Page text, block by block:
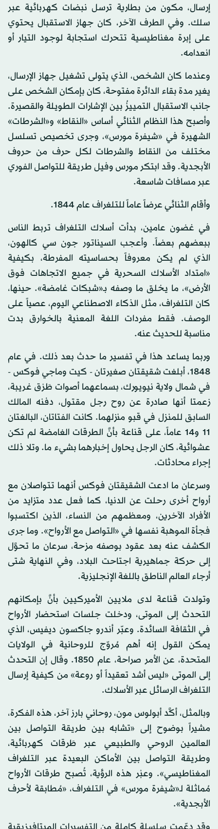
إرسال، مكون من بطارية ترسل نبضات كهربائية عبر
سلك. وفي الطرف الآخر، كان جهاز الاستقبال يحتوي
على إبرة مغناطيسية تتحرك استجابة لوجود التيار أو
انعدامه.
وعندما كان الشخص، الذي يتولى تشغيل جهاز الإرسال،
يغير مدة بقاء الدائرة مفتوحة، كان بإمكان الشخص على
جانب الاستقبال التمييزُ بين الإشارات الطويلة والقصيرة.
وأصبح هذا النظام الثنائي أساس «النقاط» و«الشرطات»
الشهيرة في «شيفرة مورس»، وجرى تخصيص تسلسل
مختلف من النقاط والشرطات لكل حرف من حروف
الأبجدية. وقد ابتكر مورس وفيل طريقة للتواصل الفوري
عبر مسافات شاسعة.
وأقام الثنائي عرضاً عاماً للتلغراف عام 1844.
في غضون عامين، بدأت أسلاك التلغراف تربط الناس
ببعضهم بعضاً. وأعجب السيناتور جون سي كالهون،
الذي لم يكن معروفاً بحساسيته المفرطة، بكيفية
«امتداد الأسلاك السحرية في جميع الاتجاهات فوق
الأرض»، ما يخلق ما وصفه بـ«شبكات غامضة». حينها،
كان التلغراف، مثل الذكاء الاصطناعي اليوم، عصياً على
الوصف. فقط مفردات اللغة المعنية بالخوارق بدت
مناسبة للحديث عنه.
وربما يساعد هذا في تفسير ما حدث بعد ذلك. في عام
1848، أبلغت شقيقتان صغيرتان - كيت وماجي فوكس -
في شمال ولاية نيويورك، بسماعهما أصوات طَرْق غريبة،
زعمتا أنها صادرة عن روح رجل مقتول، دفنه المالك
السابق للمنزل في قبو منزلهما. كانت الفتاتان، البالغتان
11 و14 عاماً، على قناعة بأنَّ الطرقات الغامضة لم تكن
عشوائية، كان الرجل يحاول إخبارهما بشيء ما. وتلا ذلك
إجراء محادثات.
وسرعان ما ادعت الشقيقتان فوكس أنهما تتواصلان مع
أرواح أخرى رحلت عن الدنيا، كما فعل عدد متزايد من
الأفراد الآخرين، ومعظمهم من النساء، الذين اكتسبوا
فجأة الموهبة نفسها في «التواصل مع الأرواح». وما جرى
الكشف عنه بعد عقود بوصفه مزحة، سرعان ما تحوَّل
إلى حركة جماهيرية اجتاحت البلاد، وفي النهاية شتى
أرجاء العالم الناطق باللغة الإنجليزية.
وتولدت قناعة لدى ملايين الأميركيين بأنَّ بإمكانهم
التحدث إلى الموتى، ودخلت جلسات استحضار الأرواح
في الثقافة السائدة. وعبّر أندرو جاكسون ديفيس، الذي
يمكن القول إنه أهم مُروّج للروحانية في الولايات
المتحدة، عن الأمر صراحة، عام 1850. وقال إن التحدث
إلى الموتى «ليس أشد تعقيداً أو روعة» من كيفية إرسال
التلغراف الرسائل عبر الأسلاك.
وبالمثل، أكَّد أبولوس مون، روحاني بارز آخر، هذه الفكرة،
مشيراً بوضوح إلى «تشابه بين طريقة التواصل بين
العالمين الروحي والطبيعي عبر طَرقات كهربائية،
وطريقة التواصل بين الأماكن البعيدة عبر التلغراف
المغناطيسي». وعبْر هذه الرؤية، تُصبح طرقات الأرواح
مُماثلة لـ«شيفرة مورس» في التلغراف، «مُطابقة لأحرف
الأبجدية».